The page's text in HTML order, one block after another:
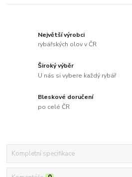
Největší výrobci
rybářských olov v ČR
Široký výběr
U nás si vybere každý rybář
Bleskové doručení
po celé ČR
Kompletní specifikace